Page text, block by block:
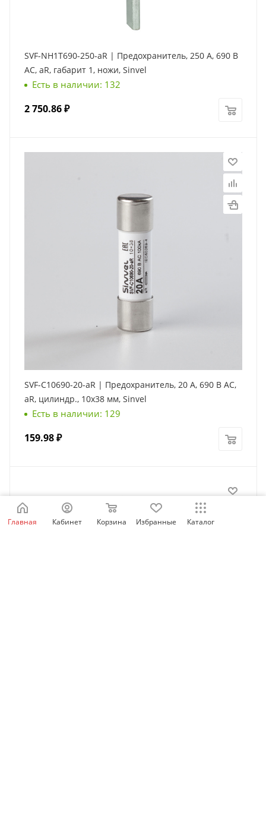
SVF-NH1T690-250-aR | Предохранитель, 250 А, 690 В
AС, aR, габарит 1, ножи, Sinvel
Есть в наличии: 132
2 750.86₽
SVF-C10690-20-aR | Предохранитель, 20 А, 690 В АС,
aR, цилиндр., 10х38 мм, Sinvel
Есть в наличии: 129
159.98₽
Главная Кабинет Корзина Избранные Каталог